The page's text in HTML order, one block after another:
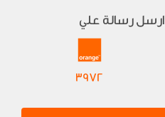
ارسل رسالة علي
3972